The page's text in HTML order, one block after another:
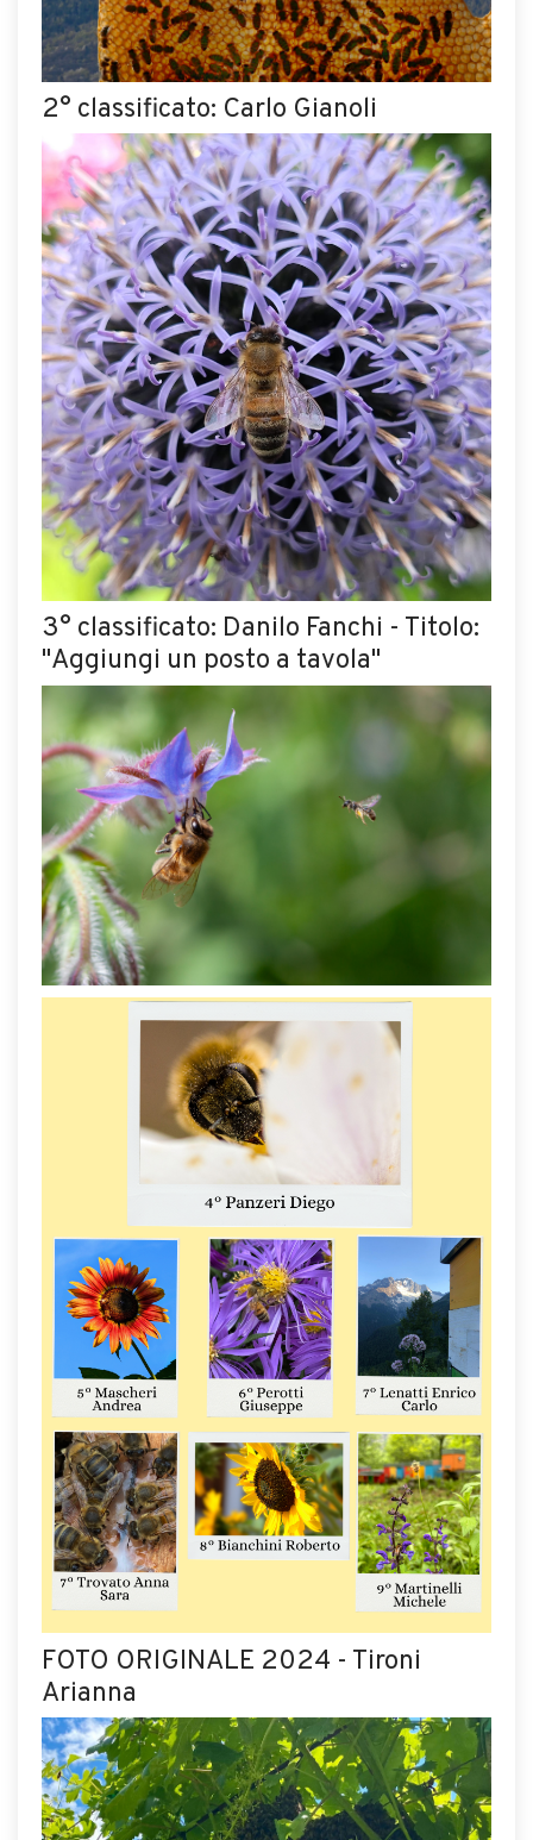
2° classificato: Carlo Gianoli
3° classificato: Danilo Fanchi - Titolo:
"Aggiungi un posto a tavola"
FOTO ORIGINALE 2024 - Tironi
Arianna